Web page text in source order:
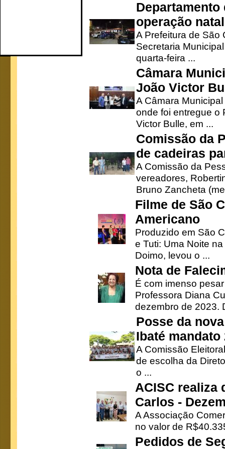
operação
A Prefeitura de São
Secretaria
quarta-feira ...
Câmara
João Victor
A Câmara
onde foi entregue o
Victor Bulle, em ...
Comissão da
de cadeiras
A Comissão da
vereadores,
Bruno Zancheta
Filme de São
Americano
Produzido em São
e Tuti: Uma Noite
Doimo, levou o ...
Nota de
É com imenso
Professora Diana
dezembro de 2023.
Posse da
Ibaté mandato
A Comissão
de escolha da
o ...
ACISC realiza
Carlos -
A Associação
no valor de
Pedidos de